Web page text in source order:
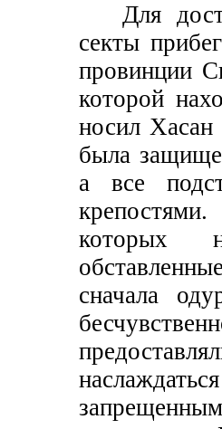
Для
секты
провинции
которой
носил
была
а все
которых
сначала